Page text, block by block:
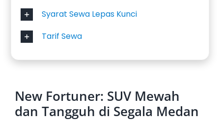
Syarat Sewa Lepas Kunci
Tarif Sewa
New Fortuner: SUV Mewah
dan Tangguh di Segala Medan